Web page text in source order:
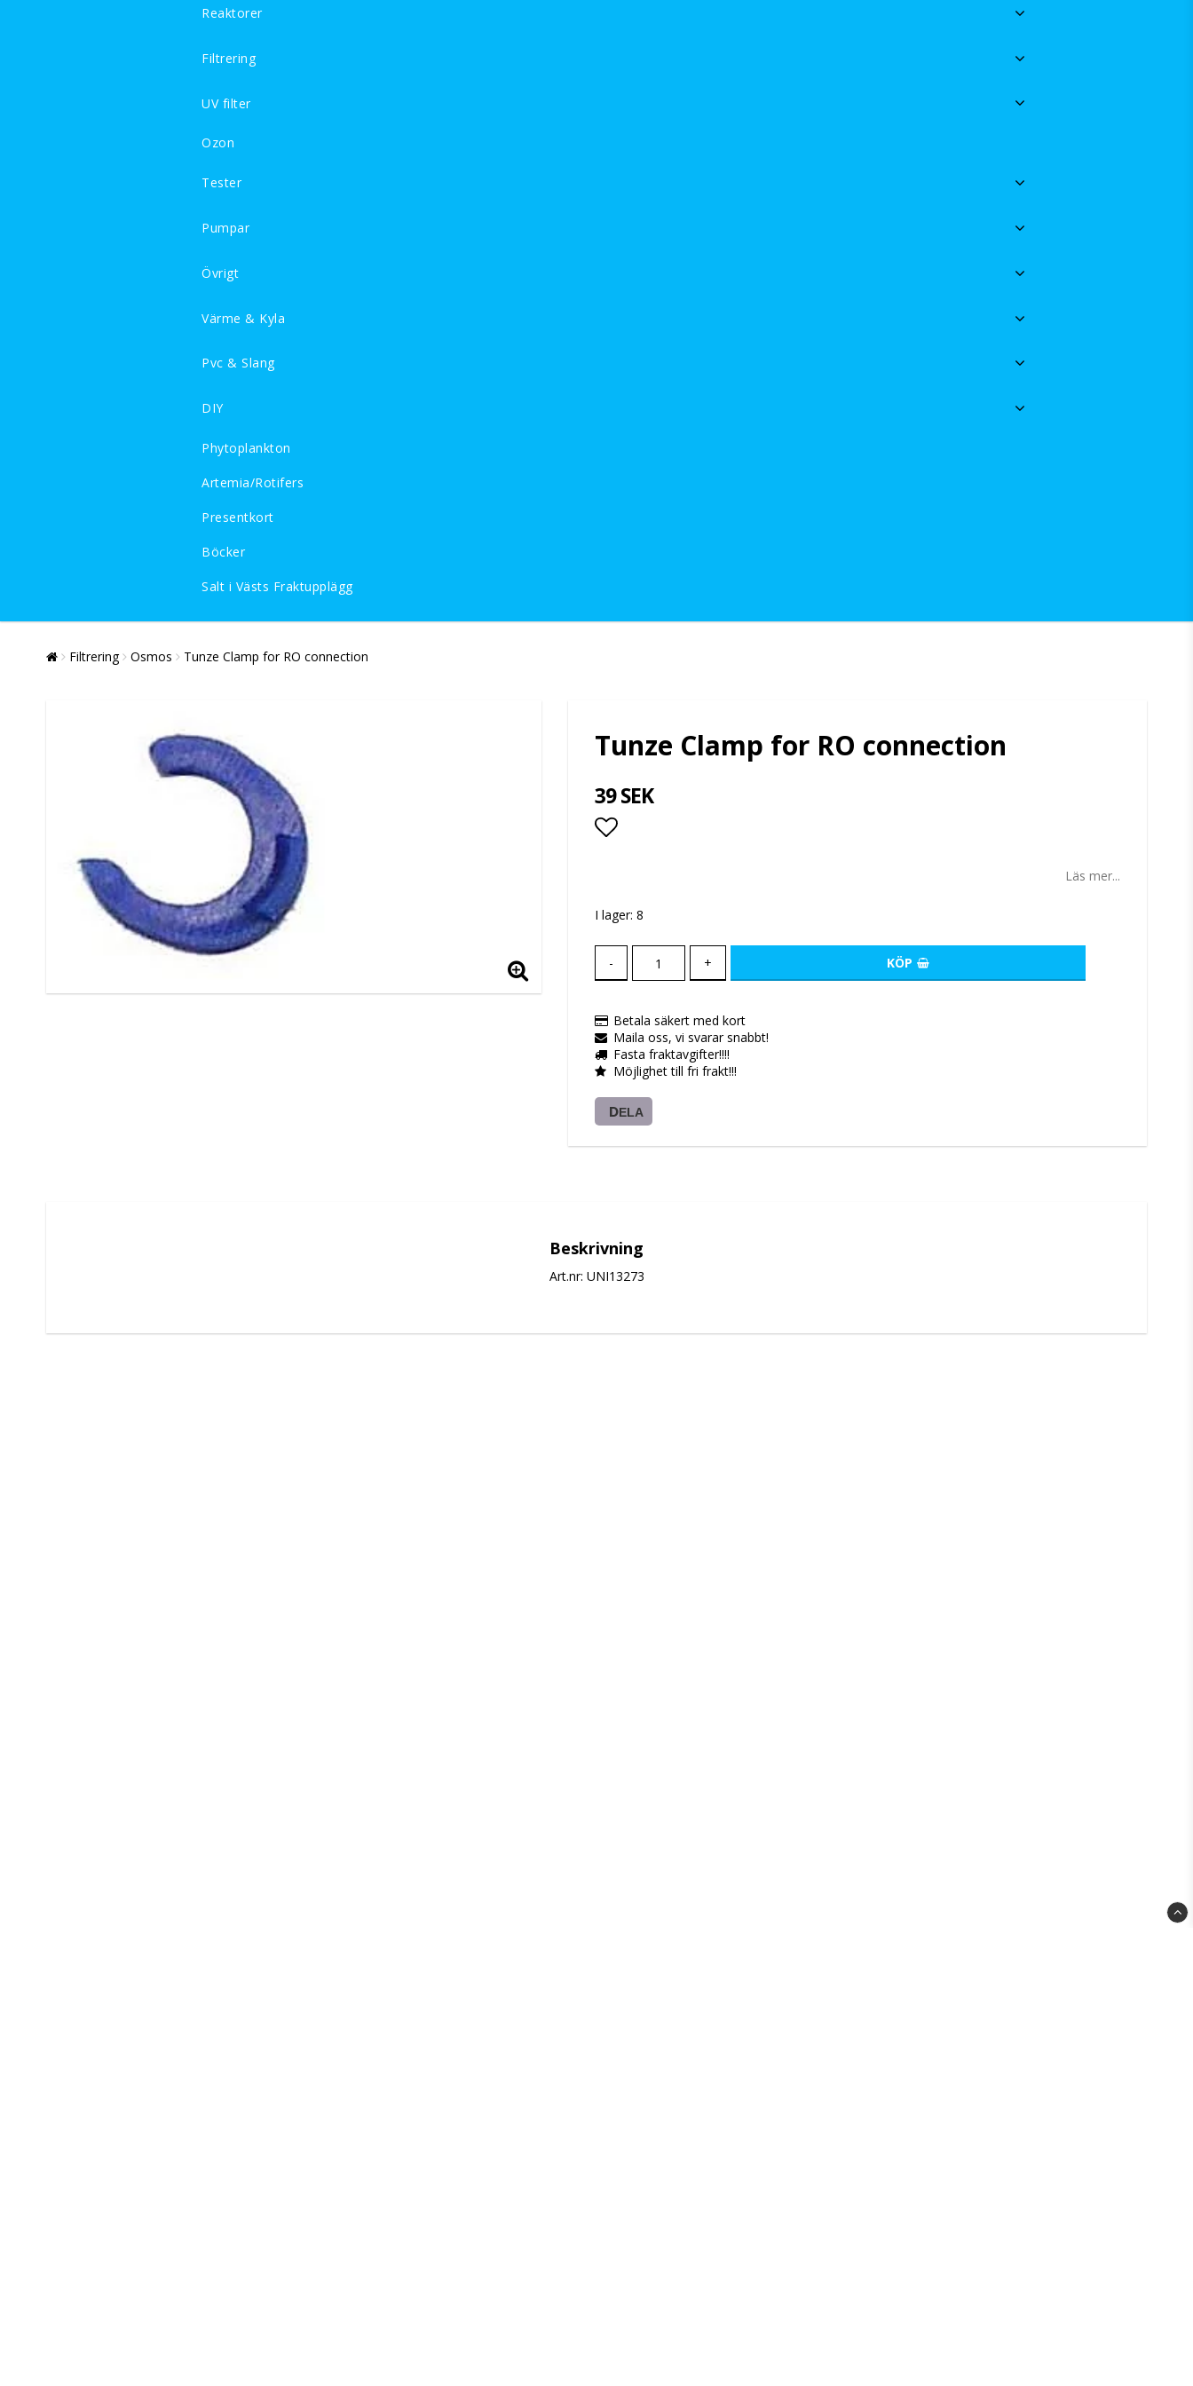
Reaktorer
Filtrering
UV filter
Ozon
Tester
Pumpar
Övrigt
Värme & Kyla
Pvc & Slang
DIY
Phytoplankton
Artemia/Rotifers
Presentkort
Böcker
Salt i Västs Fraktupplägg
Filtrering Osmos Tunze Clamp for RO connection
Tunze Clamp for RO connection
39 SEK
Läs mer...
I lager: 8
- + KÖP
Betala säkert med kort
Maila oss, vi svarar snabbt!
Fasta fraktavgifter!!!!
Möjlighet till fri frakt!!!
DELA
Beskrivning
Art.nr: UNI13273